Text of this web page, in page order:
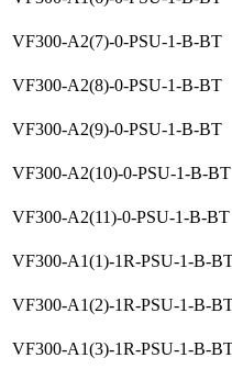
VF300-A2(7)-0-PSU-1-B-BT
VF300-A2(8)-0-PSU-1-B-BT
VF300-A2(9)-0-PSU-1-B-BT
VF300-A2(10)-0-PSU-1-B-BT
VF300-A2(11)-0-PSU-1-B-BT
VF300-A1(1)-1R-PSU-1-B-
VF300-A1(2)-1R-PSU-1-B-
VF300-A1(3)-1R-PSU-1-B-